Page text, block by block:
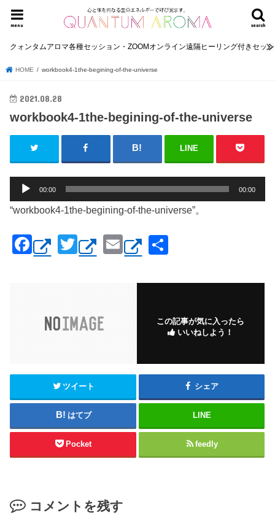
search
menu
クォンタムアロマ各種セッション・ZOOMオンライン遠隔ヒーリング付きセッ
HOME workbook4-1the-begining-of-the-universe
2021.08.28
workbook4-1the-begining-of-the-universe
LINE
プ
ー
ヤ
00:00 00:00
“workbook4-1the-begining-of-the-universe”。
F
a
k
T
wi
E
m
ail
この記事が気に入ったら
いいねしよう！
ツイート シェア
はてブ LINE
Pocket feedly
コメントを残す